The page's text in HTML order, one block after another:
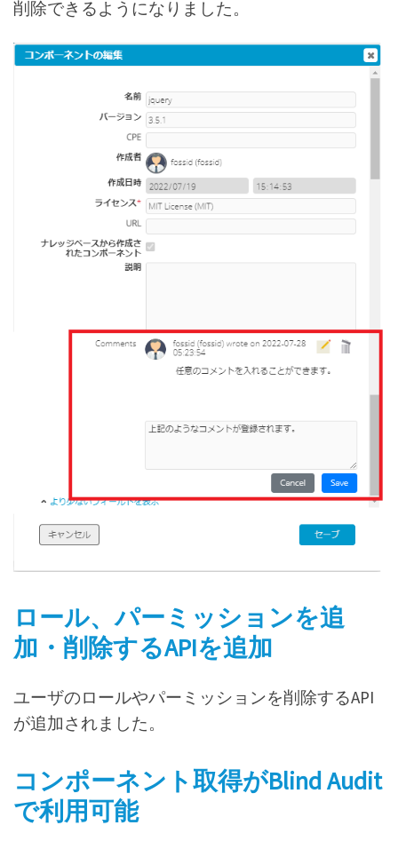
削除できるようになりました。
ロール、パーミッションを追
加・削除するAPIを追加
ユーザのロールやパーミッションを削除するAPI
が追加されました。
コンポーネント取得がBlind Audit
で利用可能